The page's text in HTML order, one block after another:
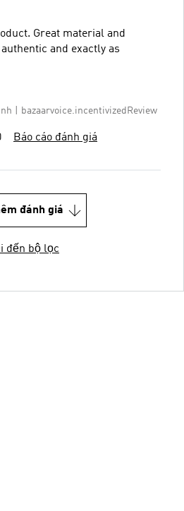
Great material and
and exactly as
bazaarvoice.incentivizedReview
Báo cáo đánh giá
đánh giá
đến bộ lọc